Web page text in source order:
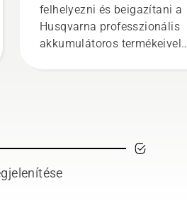
felhelyezni és beigazítani a
Husqvarna professzionális
akkumulátoros termékeivel
biztosít, és csökkenti a
közben, így hosszabb ideig